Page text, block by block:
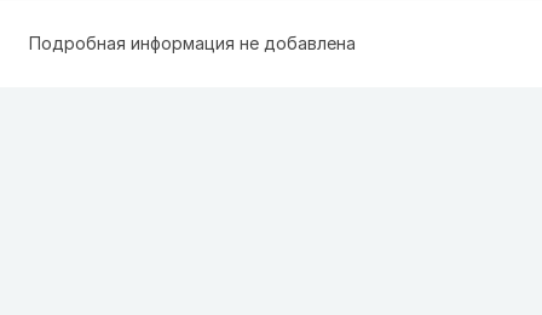
Подробная информация не добавлена